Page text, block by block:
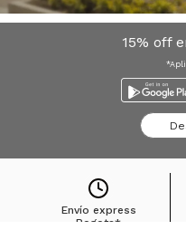
15% off
Envío express
Bogota*